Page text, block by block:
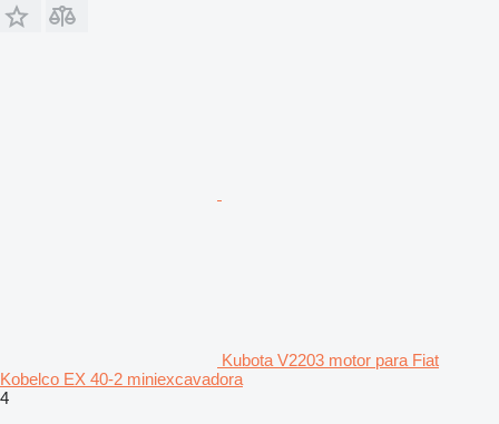
Kubota V2203 motor para Fiat
Kobelco EX 40-2 miniexcavadora
4